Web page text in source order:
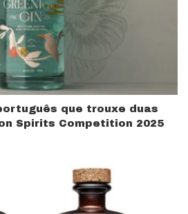
que trouxe duas
Spirits Competition 2025